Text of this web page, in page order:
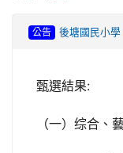
公告 後塘國民小學
甄選結果:
（一）综合、